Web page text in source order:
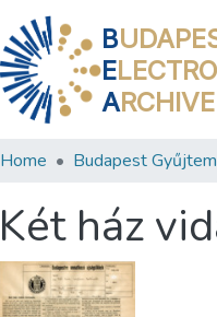
B
E
ARCHIVE
Home Budapest
Két ház